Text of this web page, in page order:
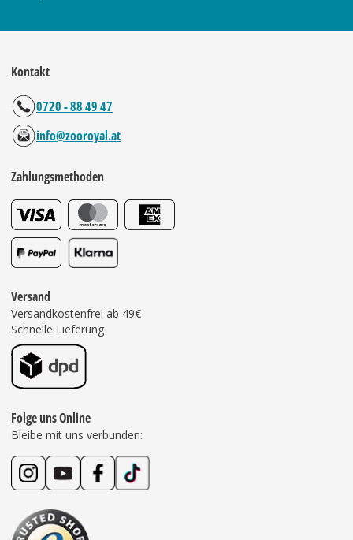
Kontakt
0720 - 88 49 47
info@zooroyal.at
Zahlungsmethoden
Versand
Versandkostenfrei ab 49€
Schnelle Lieferung
Folge uns Online
Bleibe mit uns verbunden: